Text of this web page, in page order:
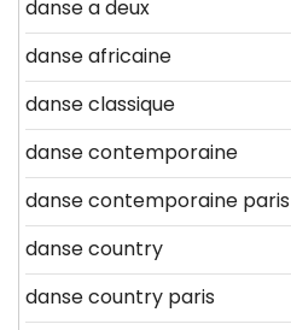
danse a deux
danse africaine
danse classique
danse contemporaine
danse contemporaine paris
danse country
danse country paris